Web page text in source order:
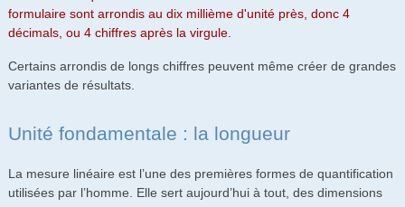
formulaire sont arrondis au dix millième d'unité près, donc 4
décimals, ou 4 chiffres après la virgule.
Certains arrondis de longs chiffres peuvent même créer de grandes
variantes de résultats.
Unité fondamentale : la longueur
La mesure linéaire est l’une des premières formes de quantification
utilisées par l’homme. Elle sert aujourd’hui à tout, des dimensions